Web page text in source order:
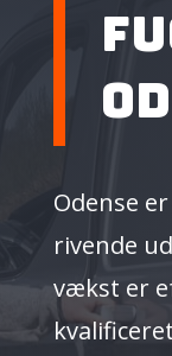
Odense
rivende
vækst er